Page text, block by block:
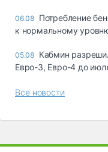
06.08 Потребление
к нормальному
05.08 Кабмин
Евро-3, Евро-4 до
Все новости